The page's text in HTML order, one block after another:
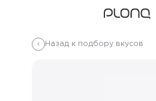
Назад к подбору вкусов